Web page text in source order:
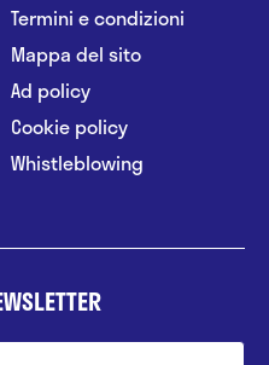
Termini e condizioni
Mappa del sito
Ad policy
Cookie policy
Whistleblowing